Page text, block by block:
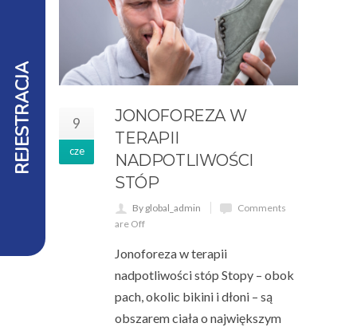
9
cze
JONOFOREZA W
TERAPII
NADPOTLIWOŚCI
STÓP
By global_admin
Comments
are Off
Jonoforeza w terapii
nadpotliwości stóp Stopy – obok
pach, okolic bikini i dłoni – są
obszarem ciała o największym
REJESTRACJA